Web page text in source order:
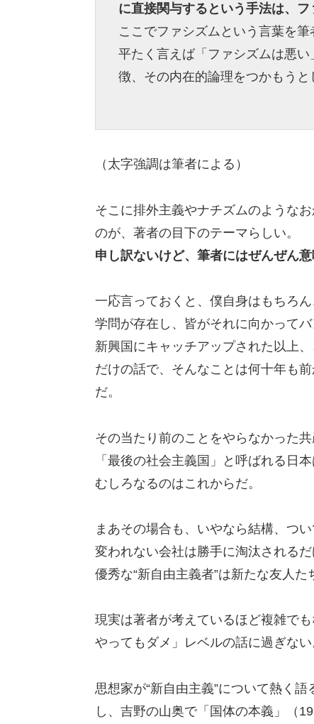
に直接関与するという手法は、フ
ここでファシズムという言葉を筆
平たく言えば「ファシズムは悪
徴、その内在的論理をつかもうと
（太字強調は筆者による）
そこに排外主義やナチズムのような
のが、著者の目下のテーマらしい。
申し訳ないけど、筆者にはぜんぜん意
一応言っておくと、僕自身はもちろ
学問が存在し、皆がそれに向かって
新興国にキャッチアップされた以上
だけの話で、そんなことは何十年も
だ。
その当たり前のことをやらなかった
「最後の社会主義国」と呼ばれる日
むしろなるのはこれからだ。
まあその場合も、いやなら結構、つ
変われない会社は勝手に淘汰されるだ
優秀な“新自由主義者”は新たな友人
現実は著者が考えているほど複雑で
やってもダメ」レベルの話に過ぎない
思想家が“新自由主義”について熱く
し、吉野の山奥で「国体の本義」（